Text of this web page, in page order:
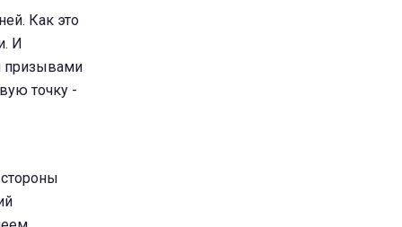
Как это
И
призывами
точку -